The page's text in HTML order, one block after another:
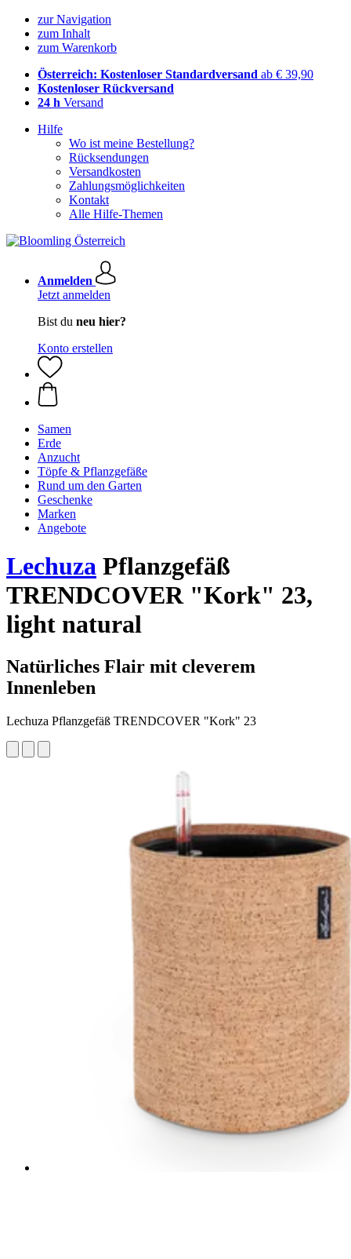
zur Navigation
zum Inhalt
zum Warenkorb
Österreich: Kostenloser Standardversand ab € 39,90
Kostenloser Rückversand
24 h Versand
Hilfe
Wo ist meine Bestellung?
Rücksendungen
Versandkosten
Zahlungsmöglichkeiten
Kontakt
Alle Hilfe-Themen
Anmelden
Jetzt anmelden
Bist du neu hier?
Konto erstellen
Samen
Erde
Anzucht
Töpfe & Pflanzgefäße
Rund um den Garten
Geschenke
Marken
Angebote
Lechuza Pflanzgefäß
TRENDCOVER "Kork" 23,
light natural
Natürliches Flair mit cleverem
Innenleben
Lechuza Pflanzgefäß TRENDCOVER "Kork" 23